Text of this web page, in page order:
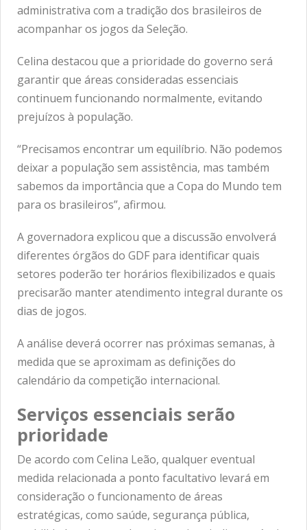
administrativa com a tradição dos brasileiros de
acompanhar os jogos da Seleção.
Celina destacou que a prioridade do governo será
garantir que áreas consideradas essenciais
continuem funcionando normalmente, evitando
prejuízos à população.
“Precisamos encontrar um equilíbrio. Não podemos
deixar a população sem assistência, mas também
sabemos da importância que a Copa do Mundo tem
para os brasileiros”, afirmou.
A governadora explicou que a discussão envolverá
diferentes órgãos do GDF para identificar quais
setores poderão ter horários flexibilizados e quais
precisarão manter atendimento integral durante os
dias de jogos.
A análise deverá ocorrer nas próximas semanas, à
medida que se aproximam as definições do
calendário da competição internacional.
Serviços essenciais serão
prioridade
De acordo com Celina Leão, qualquer eventual
medida relacionada a ponto facultativo levará em
consideração o funcionamento de áreas
estratégicas, como saúde, segurança pública,